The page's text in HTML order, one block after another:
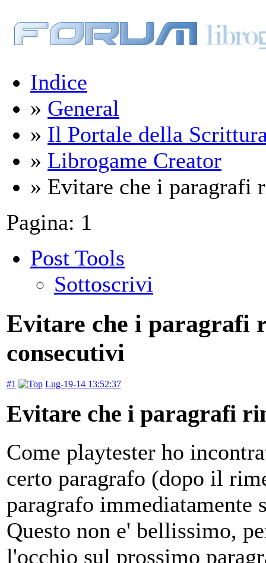
Indice
» General
» Il Portale della
» Librogame Creator
» Evitare che i paragrafi
Pagina: 1
Post Tools
Sottoscrivi
Evitare che i paragrafi
consecutivi
#1 Lug-19-14 13:52:37
Evitare che i paragrafi
Come playtester ho
certo paragrafo (dopo il
paragrafo immediatamente
Questo non e' bellissimo,
l'occhio sul prossimo